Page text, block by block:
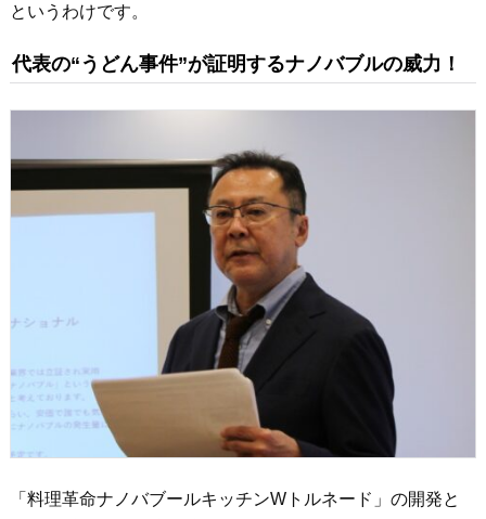
というわけです。
代表の“うどん事件”が証明するナノバブルの威力！
「料理革命ナノバブールキッチンWトルネード」の開発と